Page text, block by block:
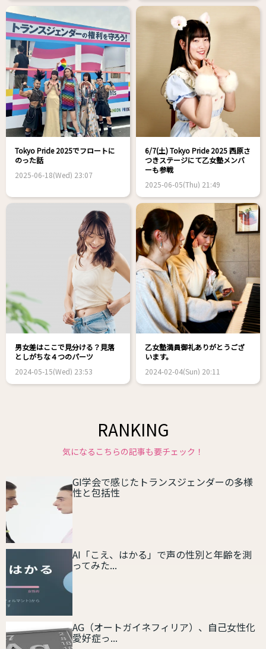
Tokyo Pride 2025でフロートに
のった話
2025-06-18(Wed) 23:07
6/7(土) Tokyo Pride 2025 西原さ
つきステージにて乙女塾メンバ
ーも参戦
2025-06-05(Thu) 21:49
男女差はここで見分ける？見落
としがちな４つのパーツ
2024-05-15(Wed) 23:53
乙女塾満員御礼ありがとうござ
います。
2024-02-04(Sun) 20:11
RANKING
気になるこちらの記事も要チェック！
GI学会で感じたトランスジェンダーの多様
性と包括性
AI「こえ、はかる」で声の性別と年齢を測
ってみた...
AG（オートガイネフィリア）、自己女性化
愛好症っ...